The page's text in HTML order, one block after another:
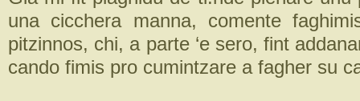
una cicchera manna, comente
pitzinnos, chi, a parte ‘e sero, fint
cando fimis pro cumintzare a fagher su